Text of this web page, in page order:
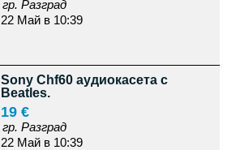
гр. Разград
22 Май в 10:39
Sony Chf60 аудиокасета с
Beatles.
19 €
гр. Разград
22 Май в 10:39